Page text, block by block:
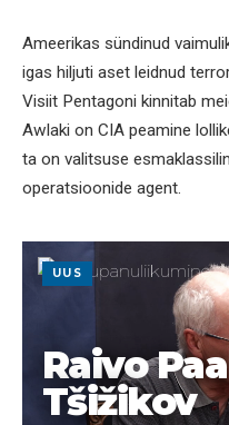
Ameerikas sündinud
igas hiljuti aset leidnud
Visiit Pentagoni kinnitab
Awlaki on CIA peamine
ta on valitsuse
operatsioonide agent.
UUS
Raivo
Tšižikov